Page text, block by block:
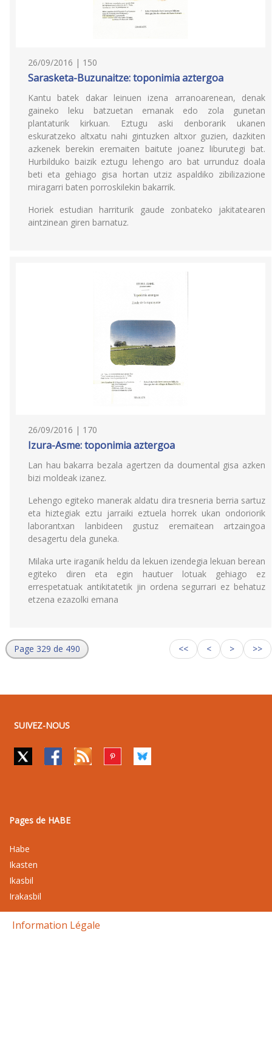
26/09/2016 | 150
Sarasketa-Buzunaitze: toponimia aztergoa
Kantu batek dakar leinuen izena arranoarenean, denak
gaineko leku batzuetan emanak edo zola gunetan
plantaturik kirkuan. Eztugu aski denborarik ukanen
eskuratzeko altxatu nahi gintuzken altxor guzien, dazkiten
azkenek berekin eremaiten baitute joanez liburutegi bat.
Hurbilduko baizik eztugu lehengo aro bat urrunduz doala
beti eta gehiago gisa hortan utziz aspaldiko zibilizazione
miragarri baten porroskilekin bakarrik.
Horiek estudian harriturik gaude zonbateko jakitatearen
aintzinean giren barnatuz.
26/09/2016 | 170
Izura-Asme: toponimia aztergoa
Lan hau bakarra bezala agertzen da doumental gisa azken
bizi moldeak izanez.
Lehengo egiteko manerak aldatu dira tresneria berria sartuz
eta hiztegiak eztu jarraiki eztuela horrek ukan ondoriorik
laborantxan lanbideen gustuz eremaitean artzaingoa
desagertu dela guneka.
Milaka urte iraganik heldu da lekuen izendegia lekuan berean
egiteko diren eta egin hautuer lotuak gehiago ez
errespetatuak antikitatetik jin ordena segurrari ez behatuz
etzena ezazolki emana
Page 329 de 490 << < > >>
SUIVEZ-NOUS
Pages de HABE
Habe
Ikasten
Ikasbil
Irakasbil
Information Légale